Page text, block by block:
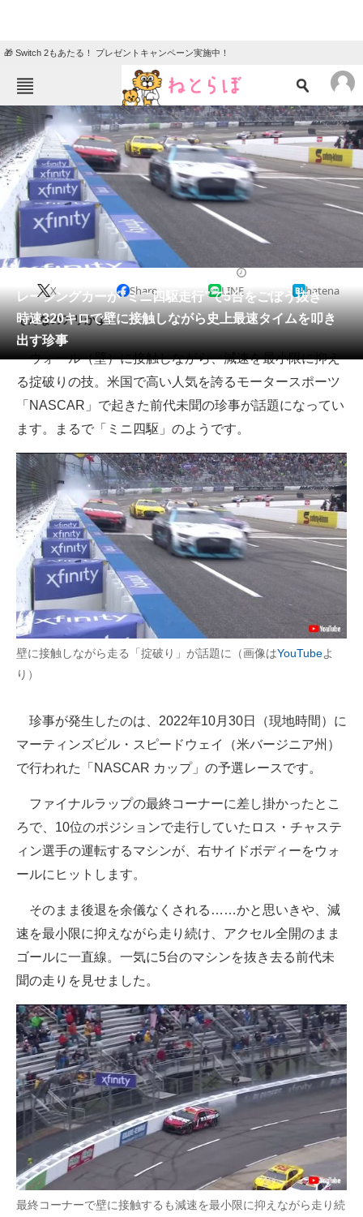
🎁 Switch 2もあたる！ プレゼントキャンペーン実施中！
ねとらぼメニュー
TOP ニュース
エンタメ クイズ
グルメ 地域
住まい 教育・育児
動物 リサーチ
会員記事
メディア
注目記事を集めた総合ページ
ITの今と未来を見通す
スマホと通信の最新トレンド
進化するPCとデバイスの未来
好きが集まる 比べて選べる
ビジネスと働き方のヒント
AI活用のいまが分かる
企業ITのトレンドを詳説
経営リーダーのコミュニティ
ITエンジニア向け専門サイト
企業向けIT製品の総合サイト
モノづくり技術者専門サイト
エネルギーの専門メディア
建設×テクノロジーの最前線
ちょっと気になるネットの話題
レーシングカーが“ミニ四駆走行”で5台をごぼう抜き
時速320キロで壁に接触しながら史上最速タイムを叩き
出す珍事
X Share LINE hatena
そんなのアリかよ。
ウォール（壁）に接触しながら、減速を最小限に抑え
る掟破りの技。米国で高い人気を誇るモータースポーツ
「NASCAR」で起きた前代未聞の珍事が話題になってい
ます。まるで「ミニ四駆」のようです。
壁に接触しながら走る「掟破り」が話題に（画像はYouTubeよ
り）
珍事が発生したのは、2022年10月30日（現地時間）に
マーティンズビル・スピードウェイ（米バージニア州）
で行われた「NASCAR カップ」の予選レースです。
ファイナルラップの最終コーナーに差し掛かったとこ
ろで、10位のポジションで走行していたロス・チャステ
ィン選手の運転するマシンが、右サイドボディーをウォ
ールにヒットします。
そのまま後退を余儀なくされる……かと思いきや、減
速を最小限に抑えながら走り続け、アクセル全開のまま
ゴールに一直線。一気に5台のマシンを抜き去る前代未
聞の走りを見せました。
最終コーナーで壁に接触するも減速を最小限に抑えながら走り続